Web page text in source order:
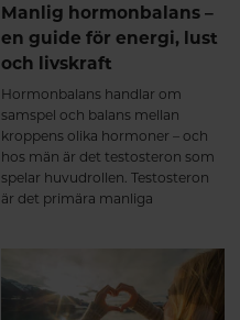
Manlig hormonbalans –
en guide för energi, lust
och livskraft
Hormonbalans handlar om
samspel och balans mellan
kroppens olika hormoner – och
hos män är det testosteron som
spelar huvudrollen. Testosteron
är det primära manliga